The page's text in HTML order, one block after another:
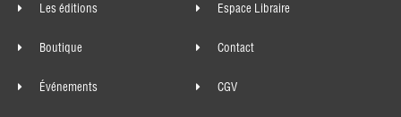
Les éditions
Boutique
Événements
Espace Libraire
Contact
CGV